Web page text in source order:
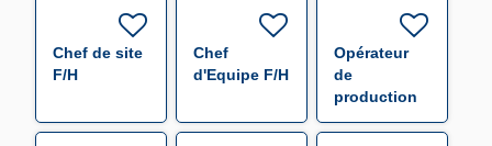
Chef de site
F/H
Chef
d'Equipe F/H
Opérateur
de
production
en
automatisation